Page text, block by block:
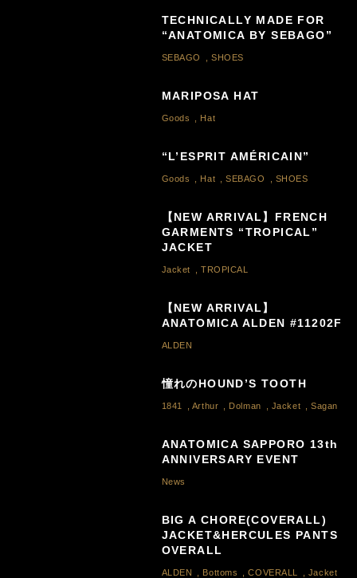
TECHNICALLY MADE FOR
“ANATOMICA BY SEBAGO”
SEBAGO ,SHOES
MARIPOSA HAT
Goods Hat
“L’ESPRIT AMÉRICAIN”
Goods Hat ,SEBAGO SHOES
【NEW ARRIVAL】FRENCH
GARMENTS “TROPICAL”
JACKET
Jacket ,TROPICAL
【NEW ARRIVAL】
ANATOMICA ALDEN #11202F
ALDEN
憧れのHOUND’S TOOTH
1841 Arthur Dolman Jacket ,Sagan
ANATOMICA SAPPORO 13th
ANNIVERSARY EVENT
News
BIG A CHORE(COVERALL)
JACKET&HERCULES PANTS
OVERALL
ALDEN Bottoms ,COVERALL Jacket